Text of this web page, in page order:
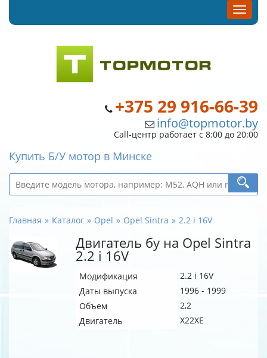
+375 29 916-66-39
info@topmotor.by
Call-центр работает с 8:00 до 20:00
Купить Б/У мотор в Минске
Главная Каталог Opel Opel Sintra 2.2 i 16V
Двигатель бу на Opel Sintra
2.2 i 16V
Модификация
2.2 i 16V
Даты выпуска
1996 - 1999
Объем
2,2
Двигатель
X22XE